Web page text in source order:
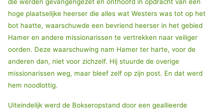
hoge plaatselijke heerser die alles wat Westers was tot op het
bot haatte, waarschuwde een bevriend heerser in het gebied
Hamer en andere missionarissen te vertrekken naar veiliger
oorden. Deze waarschuwing nam Hamer ter harte, voor de
anderen dan, niet voor zichzelf. Hij stuurde de overige
missionarissen weg, maar bleef zelf op zijn post. En dat werd
hem noodlottig.
Uiteindelijk werd de Bokseropstand door een geallieerde